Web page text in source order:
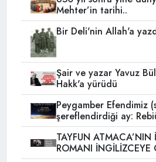
Mehter’in tarihi..
Bir Deli'nin Allah'a
Şair ve yazar Yavuz
Hakk'a yürüdü
Peygamber Efendimiz
şereflendirdiği ay:
TAYFUN ATMACA’NIN
ROMANI İNGİLİZCEYE